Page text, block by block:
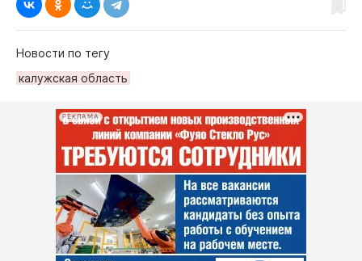
Новости по тегу
калужская область
РЕКЛАМА